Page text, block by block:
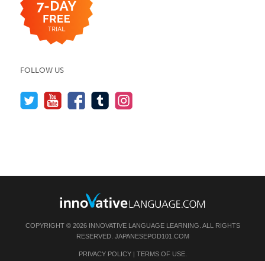
FOLLOW US
COPYRIGHT © 2026 INNOVATIVE LANGUAGE LEARNING. ALL RIGHTS
RESERVED. JAPANESEPOD101.COM
PRIVACY POLICY| TERMS OF USE.